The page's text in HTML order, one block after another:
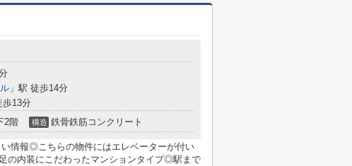
」駅 徒歩14分
歩13分
2階 構造 鉄骨鉄筋コンクリート
情報◎こちらの物件にはエレベーターが付い
の内装にこだわったマンションタイプ◎駅まで